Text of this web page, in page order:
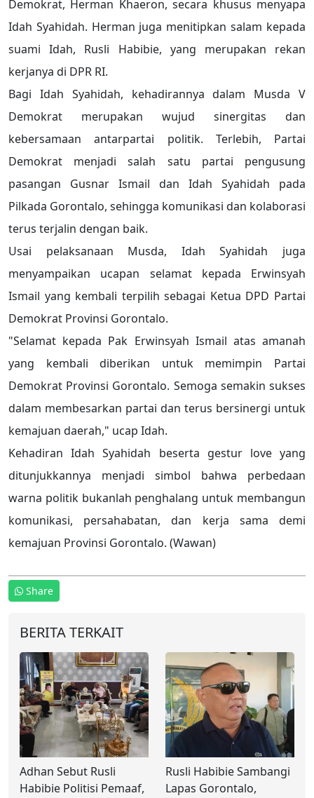
Demokrat, Herman Khaeron, secara khusus menyapa
Idah Syahidah. Herman juga menitipkan salam kepada
suami Idah, Rusli Habibie, yang merupakan rekan
kerjanya di DPR RI.
Bagi Idah Syahidah, kehadirannya dalam Musda V
Demokrat merupakan wujud sinergitas dan
kebersamaan antarpartai politik. Terlebih, Partai
Demokrat menjadi salah satu partai pengusung
pasangan Gusnar Ismail dan Idah Syahidah pada
Pilkada Gorontalo, sehingga komunikasi dan kolaborasi
terus terjalin dengan baik.
Usai pelaksanaan Musda, Idah Syahidah juga
menyampaikan ucapan selamat kepada Erwinsyah
Ismail yang kembali terpilih sebagai Ketua DPD Partai
Demokrat Provinsi Gorontalo.
"Selamat kepada Pak Erwinsyah Ismail atas amanah
yang kembali diberikan untuk memimpin Partai
Demokrat Provinsi Gorontalo. Semoga semakin sukses
dalam membesarkan partai dan terus bersinergi untuk
kemajuan daerah," ucap Idah.
Kehadiran Idah Syahidah beserta gestur love yang
ditunjukkannya menjadi simbol bahwa perbedaan
warna politik bukanlah penghalang untuk membangun
komunikasi, persahabatan, dan kerja sama demi
kemajuan Provinsi Gorontalo. (Wawan)
Share
BERITA TERKAIT
Adhan Sebut Rusli
Habibie Politisi Pemaaf,
Rusli Habibie Sambangi
Lapas Gorontalo,